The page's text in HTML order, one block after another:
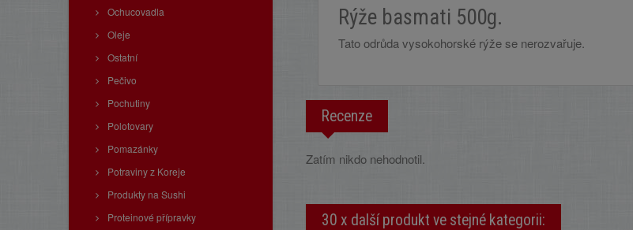
Ochucovadla
Oleje
Ostatní
Pečivo
Pochutiny
Polotovary
Pomazánky
Potraviny z Koreje
Produkty na Sushi
Proteinové přípravky
Rýže basmati 500g.
Tato odrůda vysokohorské rýže se nerozvařuje.
Recenze
Zatím nikdo nehodnotil.
30 x další produkt ve stejné kategorii: